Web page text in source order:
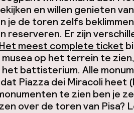
en willen genieten
je de toren zelfs
reserveren. Er zijn
Het meest complete ticket
op het terrein te zien,
battisterium. Alle
Piazza dei Miracoli heet
te zien ben je
over de toren van Pisa?